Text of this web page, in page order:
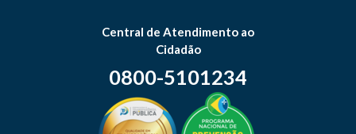
Central de Atendimento ao
Cidadão
0800-5101234